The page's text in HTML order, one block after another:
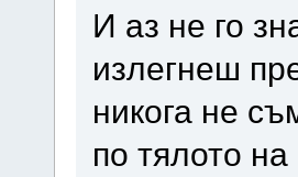
И аз не го
излегнеш
никога не
по тялото